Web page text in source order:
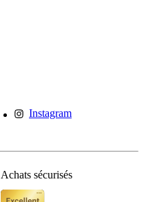
Instagram
Achats sécurisés